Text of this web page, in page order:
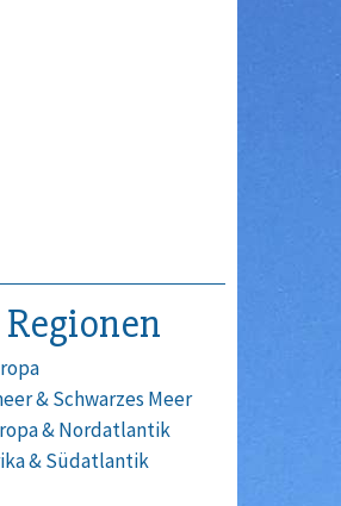
& Schwarzes Meer
& Nordatlantik
& Südatlantik